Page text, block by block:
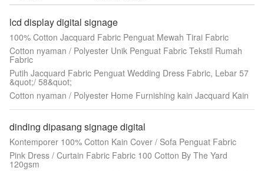
lcd display digital signage
100% Cotton Jacquard Fabric Penguat Mewah Tirai Fabric
Cotton nyaman / Polyester Unik Penguat Fabric Tekstil Rumah
Fabric
Putih Jacquard Fabric Penguat Wedding Dress Fabric, Lebar 57
&quot;/ 58&quot;
Cotton nyaman / Polyester Home Furnishing kain Jacquard Kain
dinding dipasang signage digital
Kontemporer 100% Cotton Kain Cover / Sofa Penguat Fabric
Pink Dress / Curtain Fabric Fabric 100 Cotton By The Yard
120gsm